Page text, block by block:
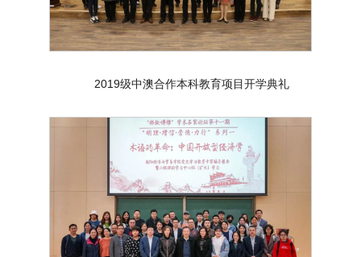
2019级中澳合作本科教育项目开学典礼